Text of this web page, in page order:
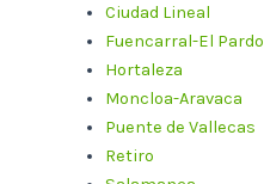
Ciudad Lineal
Fuencarral-El Pardo
Hortaleza
Moncloa-Aravaca
Puente de Vallecas
Retiro